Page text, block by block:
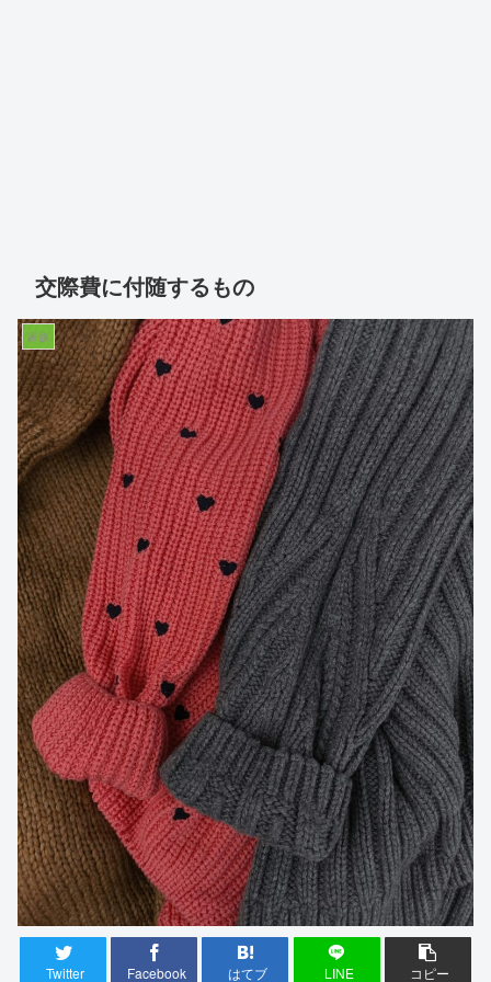
交際費に付随するもの
家族
Twitter Facebook はてブ LINE コピー